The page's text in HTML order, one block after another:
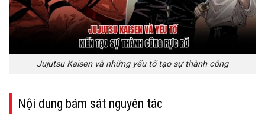
Jujutsu Kaisen và những yếu tố tạo sự thành công
Nội dung bám sát nguyên tác